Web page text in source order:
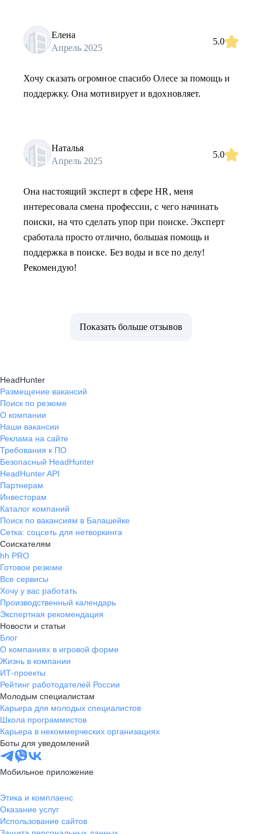
Елена
Апрель 2025
5.0
Хочу сказать огромное спасибо Олесе за помощь и
поддержку. Она мотивирует и вдохновляет.
Наталья
Апрель 2025
5.0
Она настоящий эксперт в сфере HR, меня
интересовала смена профессии, с чего начинать
поиски, на что сделать упор при поиске. Эксперт
сработала просто отлично, большая помощь и
поддержка в поиске. Без воды и все по делу!
Рекомендую!
Показать больше отзывов
HeadHunter
Размещение вакансий
Поиск по резюме
О компании
Наши вакансии
Реклама на сайте
Требования к ПО
Безопасный HeadHunter
HeadHunter API
Партнерам
Инвесторам
Каталог компаний
Поиск по вакансиям в Балашейке
Сетка: соцсеть для нетворкинга
Соискателям
hh PRO
Готовое резюме
Все сервисы
Хочу у вас работать
Производственный календарь
Экспертная рекомендация
Новости и статьи
Блог
О компаниях в игровой форме
Жизнь в компании
ИТ-проекты
Рейтинг работодателей России
Молодым специалистам
Карьера для молодых специалистов
Школа программистов
Карьера в некоммерческих организациях
Боты для уведомлений
Мобильное приложение
Этика и комплаенс
Оказание услуг
Использование сайтов